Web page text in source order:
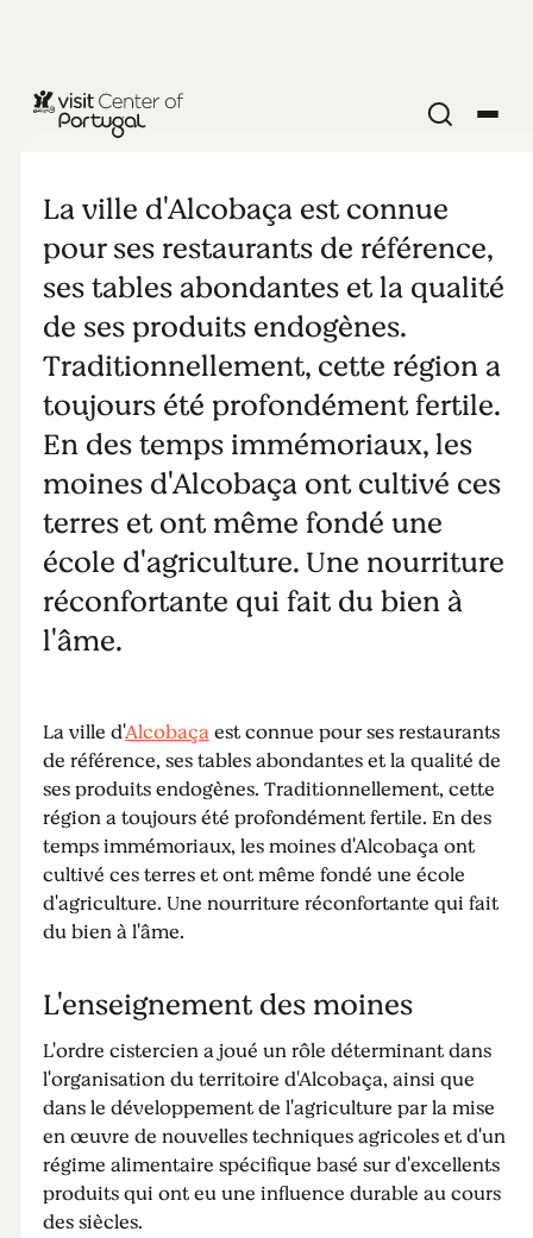
NOURRITURE & BOISSON
Manger à
Alcobaça
La ville d'Alcobaça est connue
pour ses restaurants de référence,
ses tables abondantes et la qualité
de ses produits endogènes.
Traditionnellement, cette région a
toujours été profondément fertile.
En des temps immémoriaux, les
moines d'Alcobaça ont cultivé ces
terres et ont même fondé une
école d'agriculture. Une nourriture
réconfortante qui fait du bien à
l'âme.
La ville d'Alcobaçaest connue pour ses restaurants
de référence, ses tables abondantes et la qualité de
ses produits endogènes. Traditionnellement, cette
région a toujours été profondément fertile. En des
temps immémoriaux, les moines d'Alcobaça ont
cultivé ces terres et ont même fondé une école
d'agriculture. Une nourriture réconfortante qui fait
du bien à l'âme.
L'enseignement des moines
L'ordre cistercien a joué un rôle déterminant dans
l'organisation du territoire d'Alcobaça, ainsi que
dans le développement de l'agriculture par la mise
en œuvre de nouvelles techniques agricoles et d'un
régime alimentaire spécifique basé sur d'excellents
produits qui ont eu une influence durable au cours
des siècles.